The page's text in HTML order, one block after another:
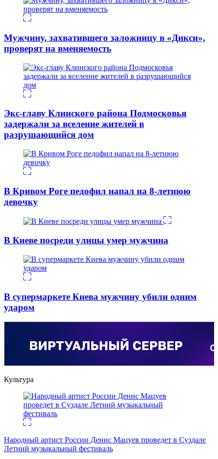
Мужчину, захватившего заложницу в «Дикси»,
проверят на вменяемость
Экс-главу Клинского района Подмосковья
задержали за вселение жителей в
разрушающийся дом
В Кривом Роге педофил напал на 8-летнюю
девочку
В Киеве посреди улицы умер мужчина
В супермаркете Киева мужчину убили одним
ударом
Культура
Народный артист России Денис Мацуев проведет в Суздале
Летний музыкальный фестиваль